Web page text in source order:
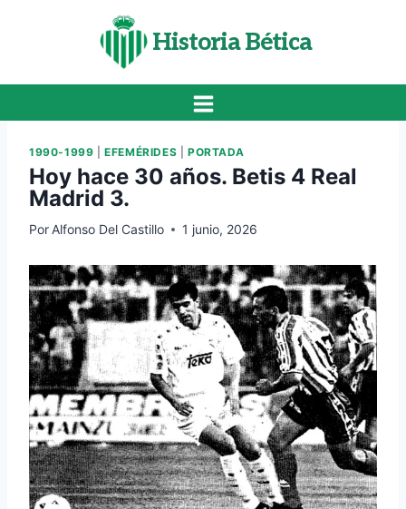
Historia Bética
1990-1999 |EFEMÉRIDES PORTADA
Hoy hace 30 años. Betis 4 Real
Madrid 3.
Por Alfonso Del Castillo 1 junio, 2026